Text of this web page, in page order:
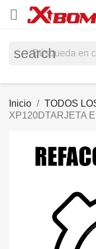

search
Inicio TODOS
XP120DTARJETA